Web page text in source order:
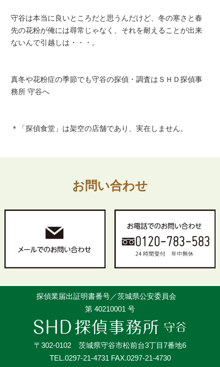
守谷は本当に良いところだと思うんだけど、冬の寒さと春
先の花粉が俺には尋常じゃなく、それを耐えることが出来
ないんで引越しは・・・。
真冬や花粉症の季節でも守谷の探偵・調査はＳＨＤ探偵事
務所 守谷へ
＊「探偵食堂」は架空の店舗であり、実在しません。
お問い合わせ
探偵業届出証明書番号／茨城県公安委員会
第 40210001 号
〒302-0102 茨城県守谷市松前台3丁目7番地6
TEL.0297-21-4731 FAX.0297-21-4730